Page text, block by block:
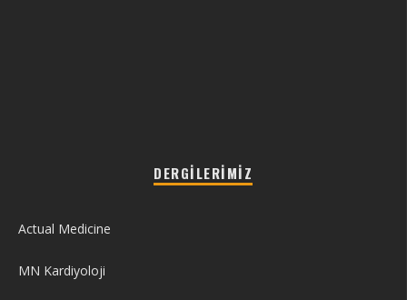
DERGILERIMIZ
Actual Medicine
MN Kardiyoloji